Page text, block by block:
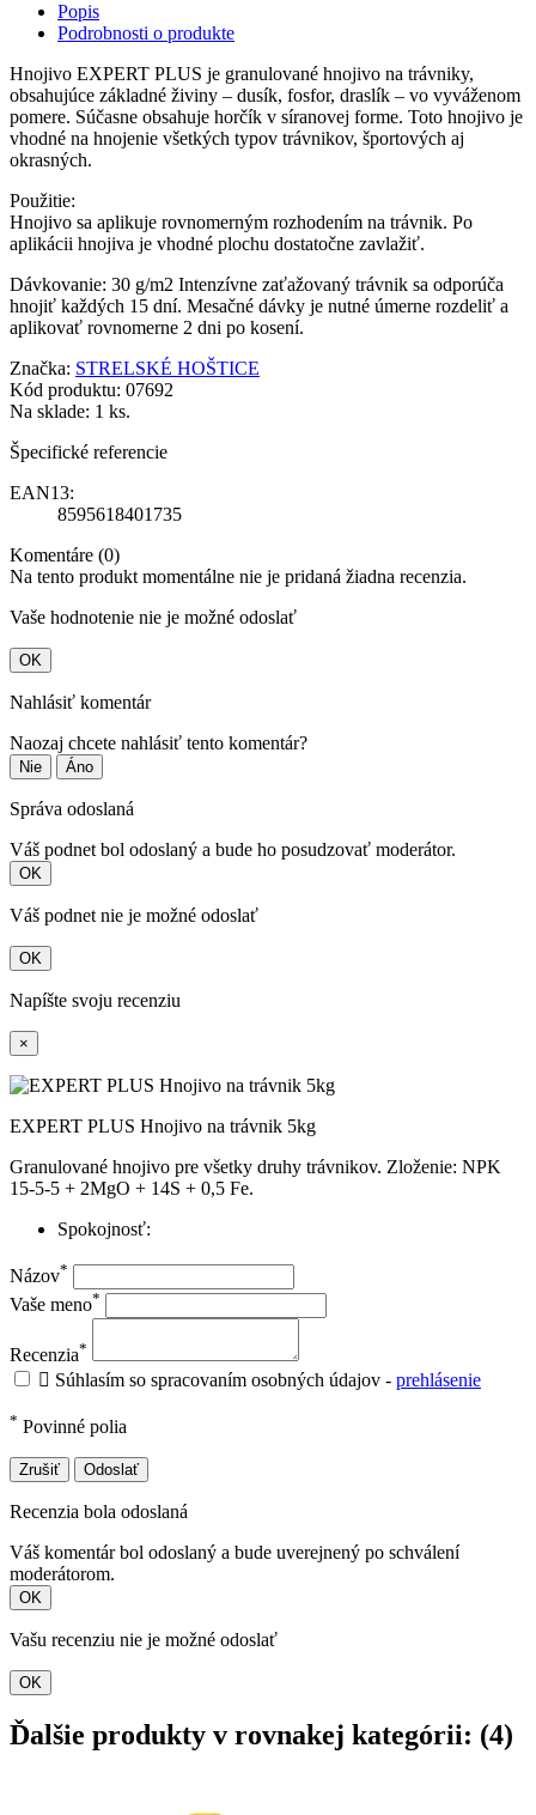
Popis
Podrobnosti o produkte
Hnojivo EXPERT PLUS je granulované hnojivo na trávniky,
obsahujúce základné živiny – dusík, fosfor, draslík – vo vyváženom
pomere. Súčasne obsahuje horčík v síranovej forme. Toto hnojivo je
vhodné na hnojenie všetkých typov trávnikov, športových aj
okrasných.
Použitie:
Hnojivo sa aplikuje rovnomerným rozhodením na trávnik. Po
aplikácii hnojiva je vhodné plochu dostatočne zavlažiť.
Dávkovanie: 30 g/m2 Intenzívne zaťažovaný trávnik sa odporúča
hnojiť každých 15 dní. Mesačné dávky je nutné úmerne rozdeliť a
aplikovať rovnomerne 2 dni po kosení.
Značka: STRELSKÉ HOŠTICE
Kód produktu: 07692
Na sklade: 1 ks.
Špecifické referencie
EAN13:
8595618401735
Komentáre (0)
Na tento produkt momentálne nie je pridaná žiadna recenzia.
Vaše hodnotenie nie je možné odoslať
OK
Nahlásiť komentár
Naozaj chcete nahlásiť tento komentár?
Nie Áno
Správa odoslaná
Váš podnet bol odoslaný a bude ho posudzovať moderátor.
OK
Váš podnet nie je možné odoslať
OK
Napíšte svoju recenziu
×
EXPERT PLUS Hnojivo na trávnik 5kg
Granulované hnojivo pre všetky druhy trávnikov. Zloženie: NPK
15-5-5 + 2MgO + 14S + 0,5 Fe.
Spokojnosť:
Názov*
Vaše meno*
Recenzia*
 Súhlasím so spracovaním osobných údajov - prehlásenie
* Povinné polia
Zrušiť Odoslať
Recenzia bola odoslaná
Váš komentár bol odoslaný a bude uverejnený po schválení
moderátorom.
OK
Vašu recenziu nie je možné odoslať
OK
Ďalšie produkty v rovnakej kategórii: (4)